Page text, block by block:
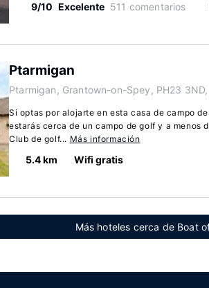
9/10 Excelente 511 comentarios
Ptarmigan
Ptarmigan, Grantown-on-Spey, PH23 3ND,
Si optas por alojarte en esta casa de campo
estarás cerca de un campo de golf y a menos
Club de golf... Más información
5.4 km Wifi gratis
Más hoteles cerca de Boat